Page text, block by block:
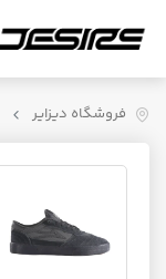
فروشگاه دیزایر